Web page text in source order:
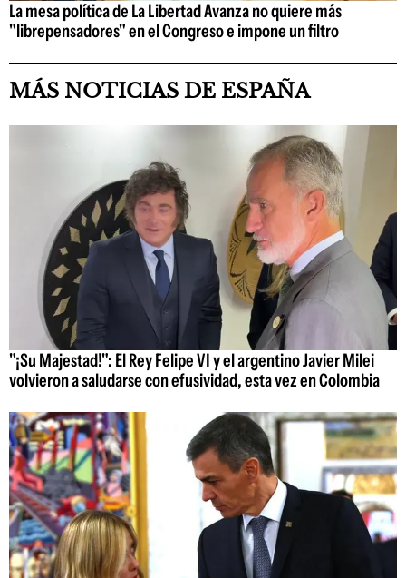
La mesa política de La Libertad Avanza no quiere más
"librepensadores" en el Congreso e impone un filtro
MÁS NOTICIAS DE ESPAÑA
"¡Su Majestad!": El Rey Felipe VI y el argentino Javier Milei
volvieron a saludarse con efusividad, esta vez en Colombia